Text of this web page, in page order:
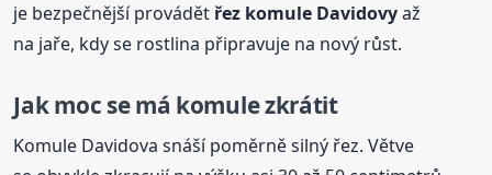
je bezpečnější provádětřez komule Davidovyaž
na jaře, kdy se rostlina připravuje na nový růst.
Jak moc se má komule zkrátit
Komule Davidova snáší poměrně silný řez. Větve